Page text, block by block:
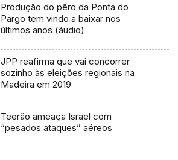
Produção do pêro da Ponta do
Pargo tem vindo a baixar nos
últimos anos (áudio)
JPP reafirma que vai concorrer
sozinho às eleições regionais na
Madeira em 2019
Teerão ameaça Israel com
“pesados ataques” aéreos